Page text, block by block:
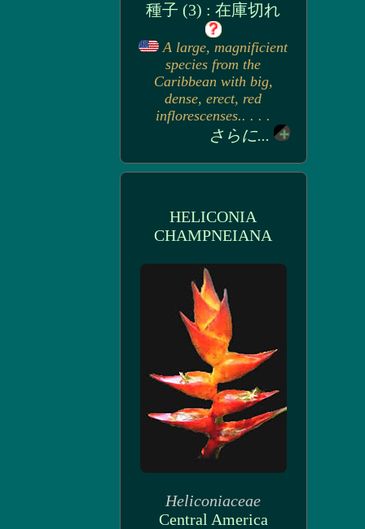
種子 (3) : 在庫切れ
A large, magnificient
species from the
Caribbean with big,
dense, erect, red
inflorescenses.. . . .
さらに...
HELICONIA
CHAMPNEIANA
Heliconiaceae
Central America